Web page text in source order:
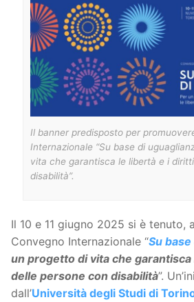
Il banner predisposto per
Internazionale “Su base di
vita che garantisca le libertà e i
disabilità”.
Il 10 e 11 giugno 2025 si è tenuto,
Convegno Internazionale “Su
un progetto di vita che
delle persone con disabilità”.
dall’Università degli Studi di